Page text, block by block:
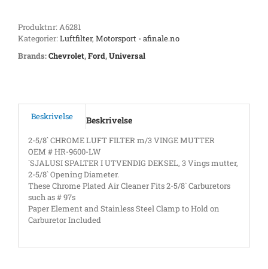
Produktnr:A6281
Kategorier:Luftfilter, Motorsport - afinale.no
Brands:Chevrolet,Ford,Universal
Beskrivelse Beskrivelse
2-5/8` CHROME LUFT FILTER m/3 VINGE MUTTER
OEM # HR-9600-LW
`SJALUSI SPALTER I UTVENDIG DEKSEL, 3 Vings mutter,
2-5/8` Opening Diameter.
These Chrome Plated Air Cleaner Fits 2-5/8` Carburetors
such as # 97s
Paper Element and Stainless Steel Clamp to Hold on
Carburetor Included